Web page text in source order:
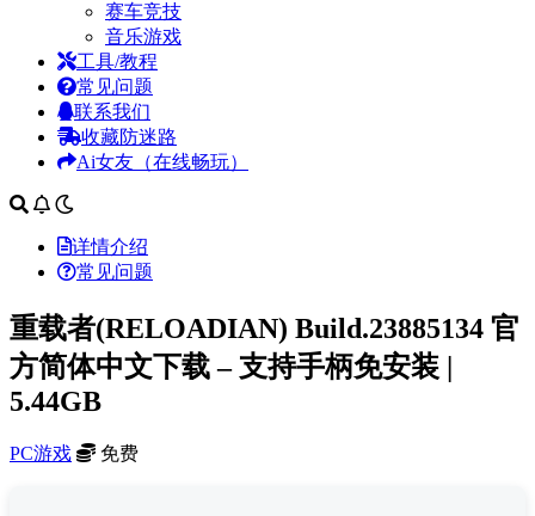
赛车竞技
音乐游戏
工具/教程
常见问题
联系我们
收藏防迷路
Ai女友（在线畅玩）
详情介绍
常见问题
重载者(RELOADIAN) Build.23885134 官
方简体中文下载 – 支持手柄免安装 |
5.44GB
PC游戏 免费